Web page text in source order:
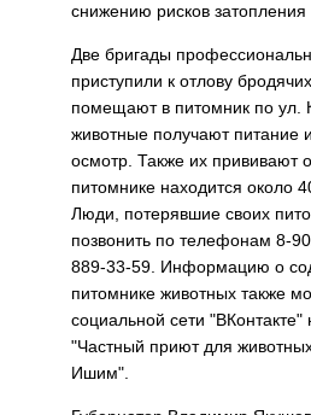
снижению рисков зато­пления
Две бригады
приступили к отлову
помещают в питомник по ул.
жи­вотные получают питание
осмотр. Также их прививают
питомнике находится око­ло
Люди, потерявшие своих
позвонить по телефонам 8-
889-33-59. Информа­цию о
питом­нике животных также
социальной сети "ВКонтакте"
"Частный приют для
Ишим".